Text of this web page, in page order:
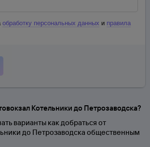
обработку персональных данных и правила
Котельники до Петрозаводска?
варианты как добраться от
до Петрозаводска общественным